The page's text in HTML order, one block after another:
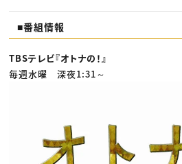
■番組情報
TBSテレビ『オトナの！』
毎週水曜 深夜1:31～